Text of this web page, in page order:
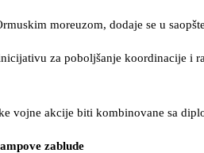
moreuzom, dodaje se u
za poboljšanje koordinacije i
vojne akcije biti kombinovane sa
zablude